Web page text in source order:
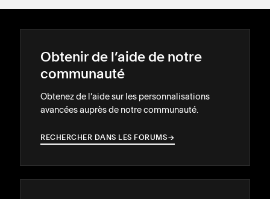
Obtenir de l’aide de notre
communauté
Obtenez de l’aide sur les personnalisations
avancées auprès de notre communauté.
RECHERCHER DANS LES FORUMS→
→